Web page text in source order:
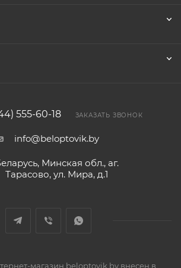
555-60-18 ЗАКАЗАТЬ ЗВОНОК
info@beloptovik.by
Минская обл., аг.
Тарасово, ул. Мира, д.1
магазин beloptovik.by внесен в